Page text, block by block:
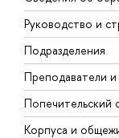
Руководство и
Подразделения
Преподаватели
Попечительский
Корпуса и